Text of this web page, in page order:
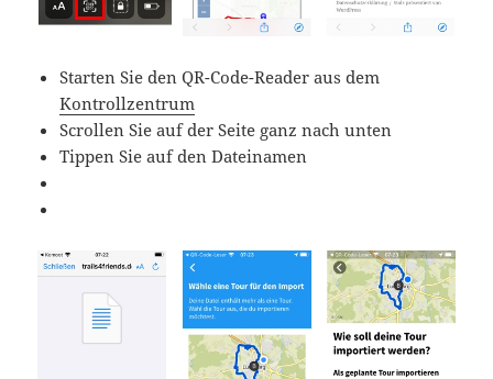
Starten Sie den QR-Code-Reader aus dem
Kontrollzentrum
Scrollen Sie auf der Seite ganz nach unten
Tippen Sie auf den Dateinamen